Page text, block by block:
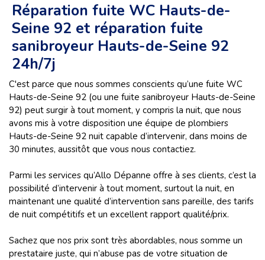
Réparation fuite WC Hauts-de-
Seine 92 et réparation fuite
sanibroyeur Hauts-de-Seine 92
24h/7j
C'est parce que nous sommes conscients qu’une fuite WC
Hauts-de-Seine 92 (ou une fuite sanibroyeur Hauts-de-Seine
92) peut surgir à tout moment, y compris la nuit, que nous
avons mis à votre disposition une équipe de plombiers
Hauts-de-Seine 92 nuit capable d’intervenir, dans moins de
30 minutes, aussitôt que vous nous contactiez.
Parmi les services qu’Allo Dépanne offre à ses clients, c’est la
possibilité d’intervenir à tout moment, surtout la nuit, en
maintenant une qualité d’intervention sans pareille, des tarifs
de nuit compétitifs et un excellent rapport qualité/prix.
Sachez que nos prix sont très abordables, nous somme un
prestataire juste, qui n’abuse pas de votre situation de